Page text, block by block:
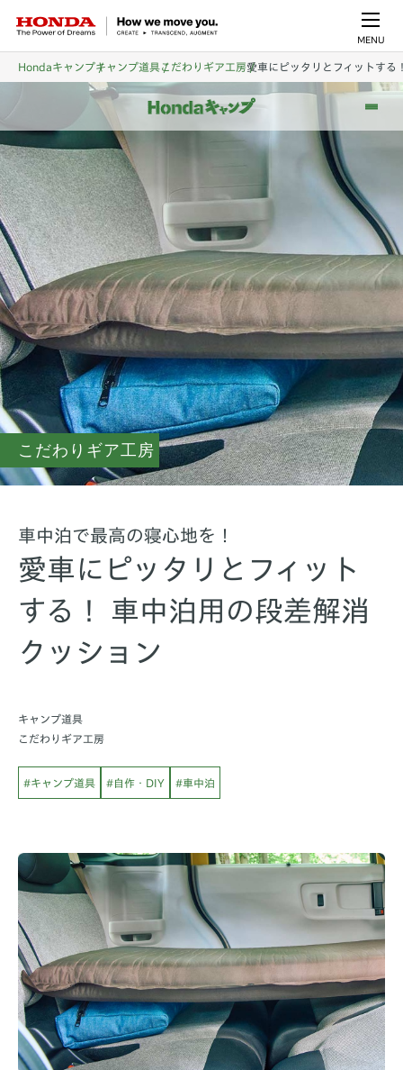
MENU
Hondaキャンプキャンプ道具こだわりギア工房愛車にピッタリとフィットする
こだわりギア工房
車中泊で最高の寝心地を！
愛車にピッタリとフィット
する！ 車中泊用の段差解消
クッション
キャンプ道具
こだわりギア工房
#キャンプ道具 #自作・DIY #車中泊